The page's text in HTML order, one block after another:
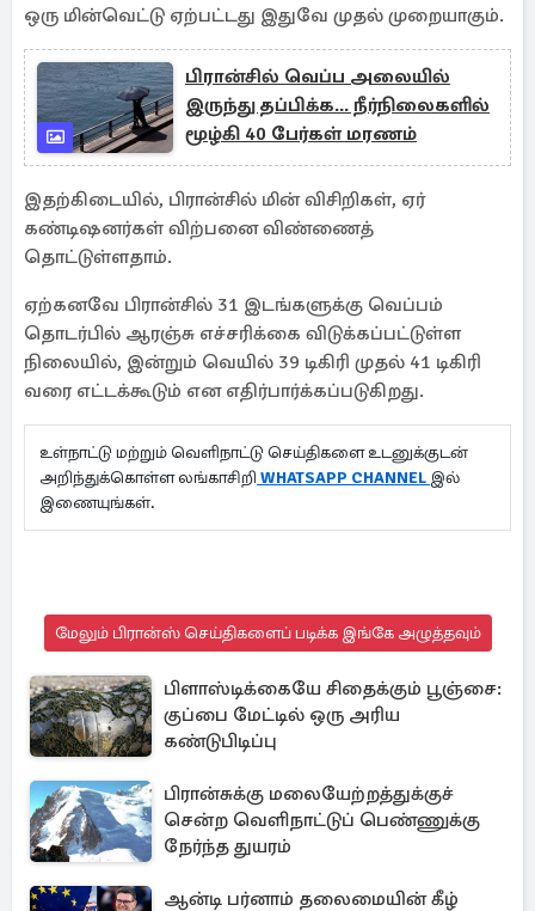
ஒரு மின்வெட்டு ஏற்பட்டது இதுவே முதல் முறையாகும்.
பிரான்சில் வெப்ப அலையில்
இருந்து தப்பிக்க... நீர்நிலைகளில்
மூழ்கி 40 பேர்கள் மரணம்
இதற்கிடையில், பிரான்சில் மின் விசிறிகள், ஏர்
கண்டிஷனர்கள் விற்பனை விண்ணைத்
தொட்டுள்ளதாம்.
ஏற்கனவே பிரான்சில் 31 இடங்களுக்கு வெப்பம்
தொடர்பில் ஆரஞ்சு எச்சரிக்கை விடுக்கப்பட்டுள்ள
நிலையில், இன்றும் வெயில் 39 டிகிரி முதல் 41 டிகிரி
வரை எட்டக்கூடும் என எதிர்பார்க்கப்படுகிறது.
உள்நாட்டு மற்றும் வெளிநாட்டு செய்திகளை உடனுக்குடன்
அறிந்துக்கொள்ள லங்காசிறி WHATSAPP CHANNEL இல்
இணையுங்கள்.
மேலும் பிரான்ஸ் செய்திகளைப் படிக்க இங்கே அழுத்தவும்
பிளாஸ்டிக்கையே சிதைக்கும் பூஞ்சை:
குப்பை மேட்டில் ஒரு அரிய
கண்டுபிடிப்பு
பிரான்சுக்கு மலையேற்றத்துக்குச்
சென்ற வெளிநாட்டுப் பெண்ணுக்கு
நேர்ந்த துயரம்
ஆன்டி பர்னாம் தலைமையின் கீழ்